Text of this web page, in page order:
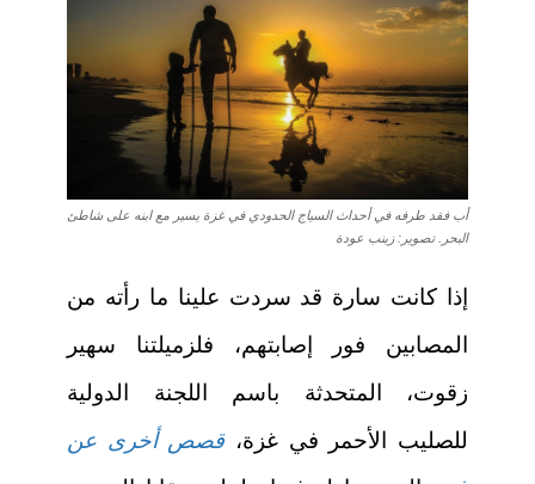
أب فقد طرفه في أحداث السياج الحدودي في غزة يسير مع ابنه على شاطئ
البحر. تصوير: زينب عودة
إذا كانت سارة قد سردت علينا ما رأته من
المصابين فور إصابتهم، فلزميلتنا سهير
زقوت، المتحدثة باسم اللجنة الدولية
للصليب الأحمر في غزة،قصص أخرى عن